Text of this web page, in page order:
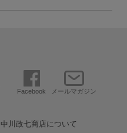
Facebook メールマガジン
中川政七商店について